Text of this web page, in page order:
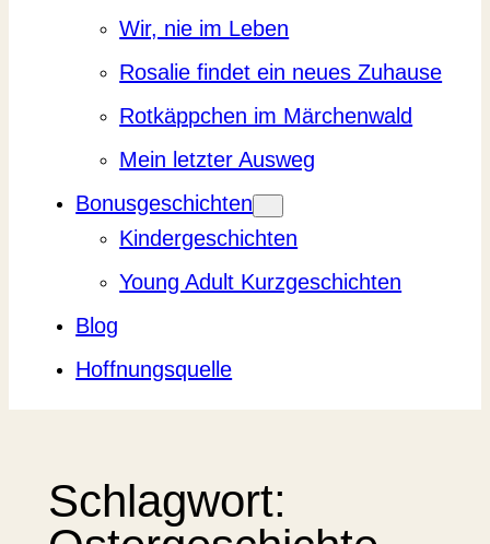
Wir, nie im Leben
Rosalie findet ein neues Zuhause
Rotkäppchen im Märchenwald
Mein letzter Ausweg
Bonusgeschichten
Kindergeschichten
Young Adult Kurzgeschichten
Blog
Hoffnungsquelle
Schlagwort: